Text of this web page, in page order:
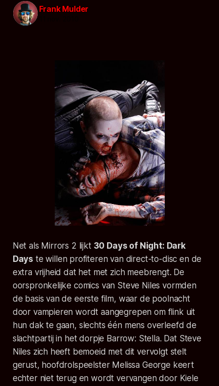
Frank Mulder
Net als Mirrors 2 lijkt 30 Days of Night: Dark
Days te willen profiteren van direct-to-disc en de
extra vrijheid dat het met zich meebrengt. De
oorspronkelijke comics van Steve Niles vormden
de basis van de eerste film, waar de poolnacht
door vampieren wordt aangegrepen om flink uit
hun dak te gaan, slechts één mens overleefd de
slachtpartij in het dorpje Barrow: Stella. Dat Steve
Niles zich heeft bemoeid met dit vervolgt stelt
gerust, hoofdrolspeelster Melissa George keert
echter niet terug en wordt vervangen door Kiele